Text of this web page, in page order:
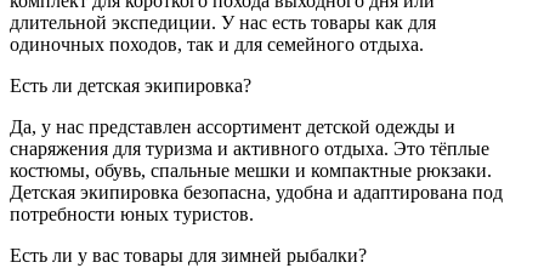
длительной экспедиции. У нас есть товары как для
одиночных походов, так и для семейного отдыха.
Есть ли детская экипировка?
Да, у нас представлен ассортимент детской одежды и
снаряжения для туризма и активного отдыха. Это тёплые
костюмы, обувь, спальные мешки и компактные рюкзаки.
Детская экипировка безопасна, удобна и адаптирована под
потребности юных туристов.
Есть ли у вас товары для зимней рыбалки?